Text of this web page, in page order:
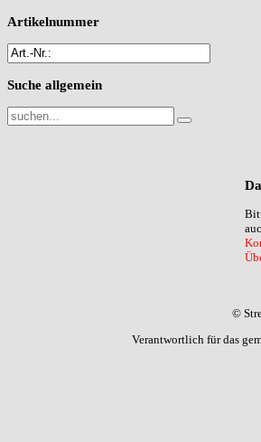
Artikelnummer
Suche allgemein
©
Verantwortlich für das